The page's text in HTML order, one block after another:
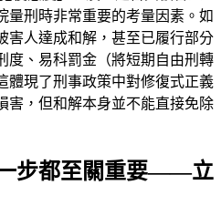
量刑時非常重要的考量因素。如
害人達成和解，甚至已履行部分
度、易科罰金（將短期自由刑轉
體現了刑事政策中對修復式正義
害，但和解本身並不能直接免除
步都至關重要——立